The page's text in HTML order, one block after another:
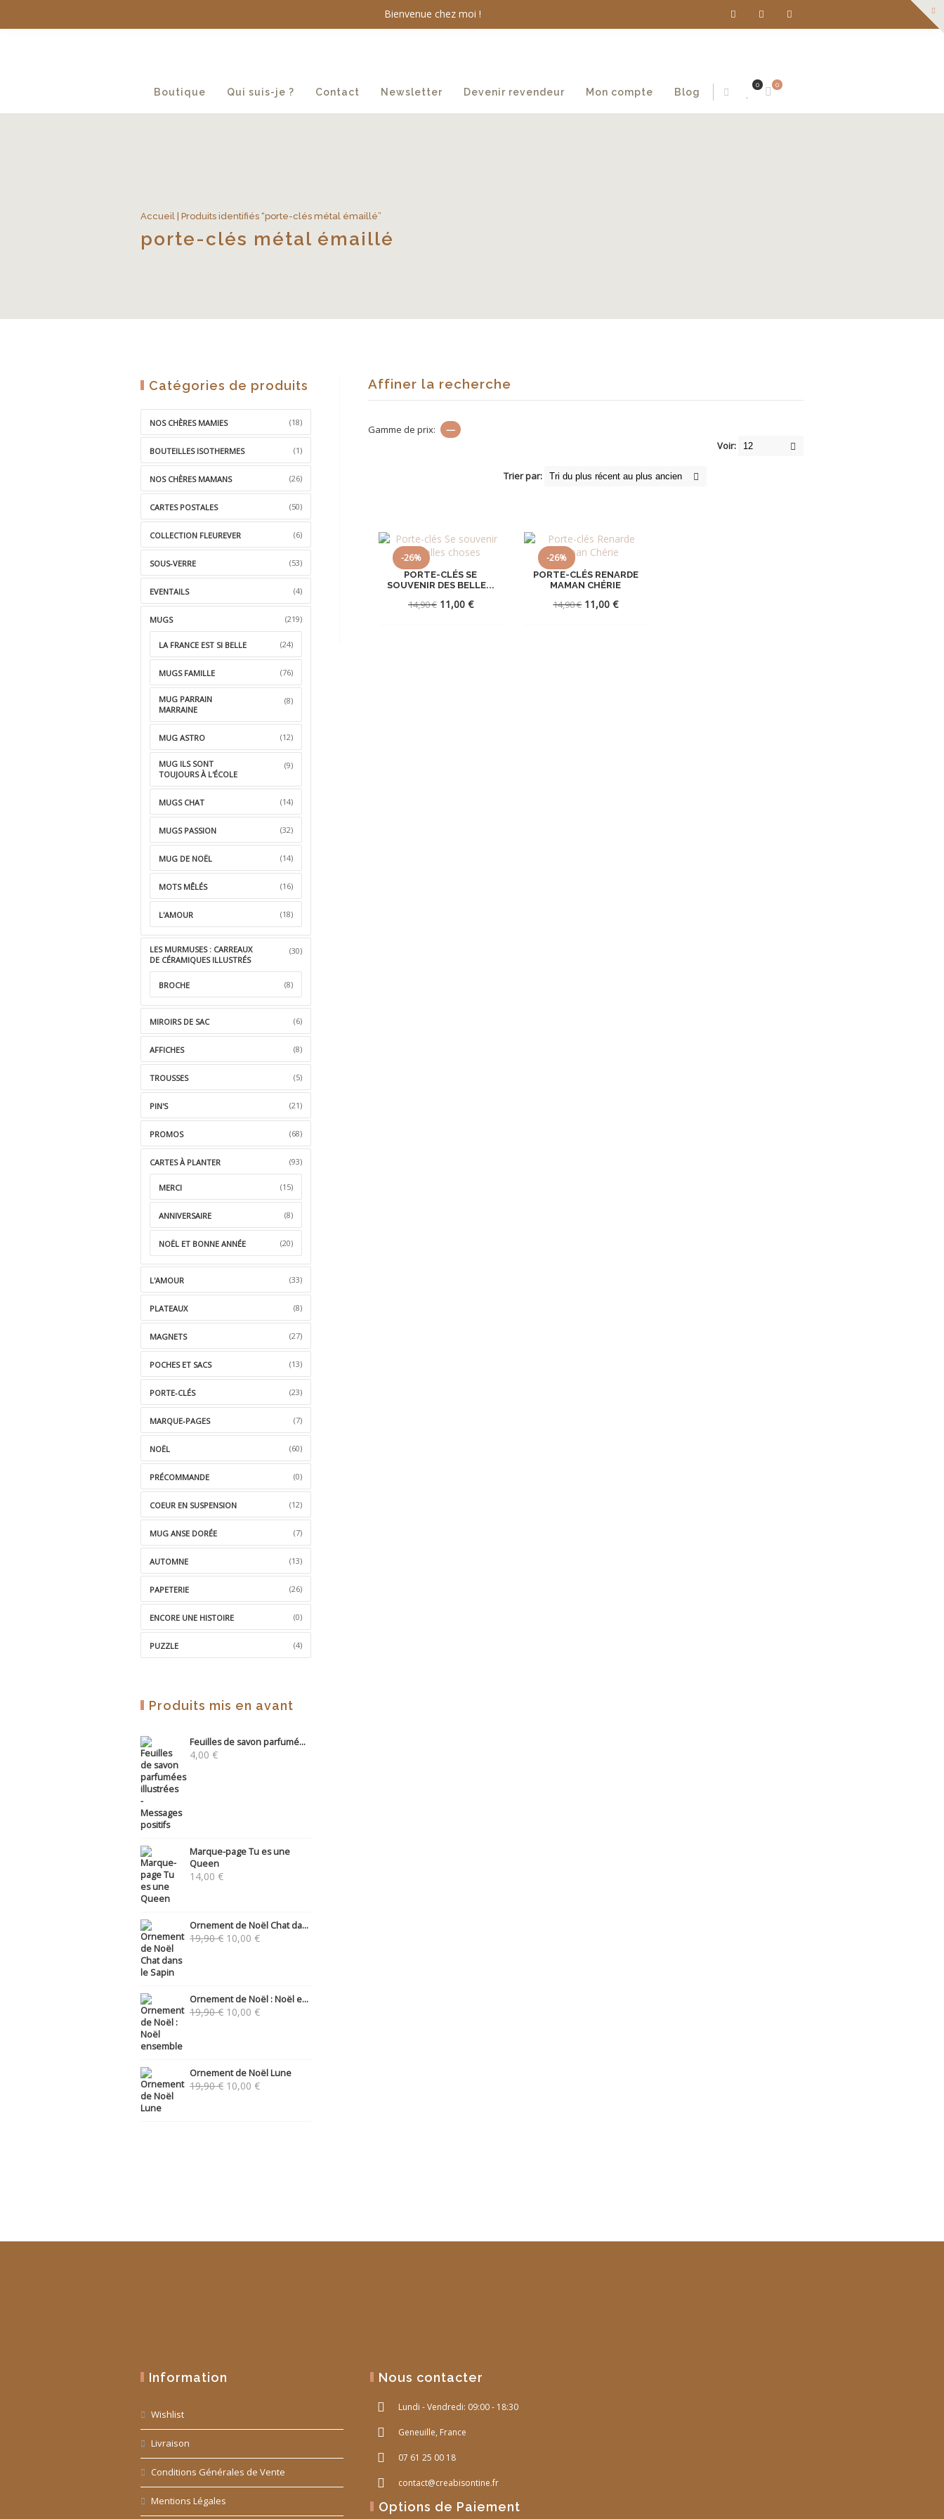
Bienvenue chez moi !
0
0
Boutique Qui suis-je ? Contact Newsletter Devenir revendeur Mon compte Blog
Accueil | Produits identifiés “porte-clés métal émaillé”
porte-clés métal émaillé
Affiner la recherche
Gamme de prix:
—
Voir:
Trier par:
PORTE-CLÉS SE
SOUVENIR DES BELLE...
14,90€ Le
11,00 €Le
-26%
PORTE-CLÉS RENARDE
MAMAN CHÉRIE
14,90€ Le
11,00€Le
-26%
Catégories de produits
NOS CHÈRES MAMIES (18)
BOUTEILLES ISOTHERMES (1)
NOS CHÈRES MAMANS (26)
CARTES POSTALES (50)
COLLECTION FLEUREVER (6)
SOUS-VERRE (53)
EVENTAILS (4)
MUGS (219)
LA FRANCE EST SI BELLE (24)
MUGS FAMILLE (76)
MUG PARRAIN
MARRAINE
(8)
MUG ASTRO (12)
MUG ILS SONT
TOUJOURS À L'ÉCOLE
(9)
MUGS CHAT (14)
MUGS PASSION (32)
MUG DE NOËL (14)
MOTS MÊLÉS (16)
L'AMOUR (18)
LES MURMUSES : CARREAUX
DE CÉRAMIQUES ILLUSTRÉS
(30)
BROCHE (8)
MIROIRS DE SAC (6)
AFFICHES (8)
TROUSSES (5)
PIN'S (21)
PROMOS (68)
CARTES À PLANTER (93)
MERCI (15)
ANNIVERSAIRE (8)
NOËL ET BONNE ANNÉE (20)
L'AMOUR (33)
PLATEAUX (8)
MAGNETS (27)
POCHES ET SACS (13)
PORTE-CLÉS (23)
MARQUE-PAGES (7)
NOËL (60)
PRÉCOMMANDE (0)
COEUR EN SUSPENSION (12)
MUG ANSE DORÉE (7)
AUTOMNE (13)
PAPETERIE (26)
ENCORE UNE HISTOIRE (0)
PUZZLE (4)
Produits mis en avant
Feuilles de savon parfumé...
4,00 €
Marque-page Tu es une
Queen
14,00 €
Ornement de Noël Chat da...
19,90€ Le
10,00 €Le
Ornement de Noël : Noël e...
19,90€ Le
10,00 €Le
Ornement de Noël Lune
19,90€ Le
10,00 €Le
Information
Wishlist
Livraison
Conditions Générales de Vente
Mentions Légales
Nous contacter
Lundi - Vendredi: 09:00 - 18:30
Geneuille, France
07 61 25 00 18
contact@creabisontine.fr
Options de Paiement